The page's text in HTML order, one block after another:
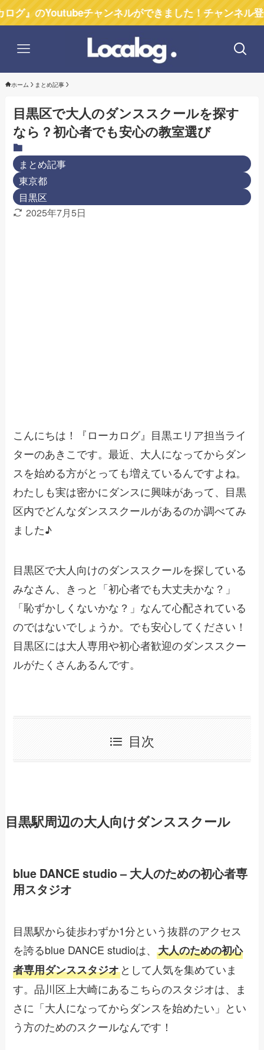
チャンネルができました！チャンネル登録お願いし
ホーム まとめ記事
目黒区で大人のダンススクールを探す
なら？初心者でも安心の教室選び
まとめ記事
東京都
目黒区
2025年7月5日
こんにちは！『ローカログ』目黒エリア担当ライ
ターのあきこです。最近、大人になってからダン
スを始める方がとっても増えているんですよね。
わたしも実は密かにダンスに興味があって、目黒
区内でどんなダンススクールがあるのか調べてみ
ました♪
目黒区で大人向けのダンススクールを探している
みなさん、きっと「初心者でも大丈夫かな？」
「恥ずかしくないかな？」なんて心配されている
のではないでしょうか。でも安心してください！
目黒区には大人専用や初心者歓迎のダンススクー
ルがたくさんあるんです。
目次
目黒駅周辺の大人向けダンススクール
blue DANCE studio – 大人のための初心者専
用スタジオ
目黒駅から徒歩わずか1分という抜群のアクセス
を誇るblue DANCE studioは、大人のための初心
者専用ダンススタジオとして人気を集めていま
す。品川区上大崎にあるこちらのスタジオは、ま
さに「大人になってからダンスを始めたい」とい
う方のためのスクールなんです！